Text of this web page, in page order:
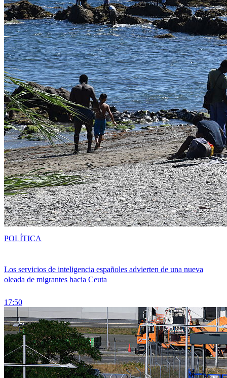
Los servicios de inteligencia españoles advierten de una nueva
oleada de migrantes hacia Ceuta
17:50
POLÍTICA